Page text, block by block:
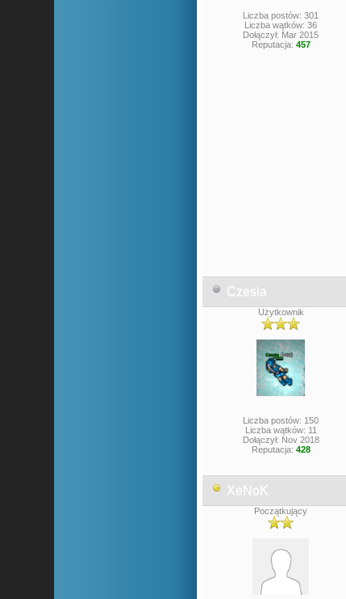
Liczba postów: 301
Liczba wątków: 36
Dołączył: Mar 2015
Reputacja: 457
Czesia
Użytkownik
Liczba postów: 150
Liczba wątków: 11
Dołączył: Nov 2018
Reputacja: 428
XeNoK
Początkujący